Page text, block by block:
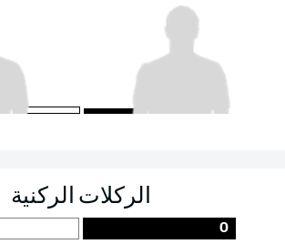
الركلات الركنية
0